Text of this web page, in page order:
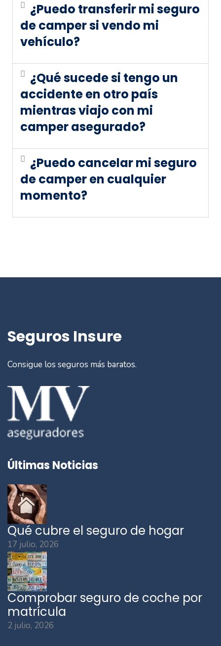
¿Puedo transferir mi seguro
de camper si vendo mi
vehículo?
¿Qué sucede si tengo un
accidente en otro país
mientras viajo con mi
camper asegurado?
¿Puedo cancelar mi seguro
de camper en cualquier
momento?
Seguros Insure
Consigue los seguros más baratos.
Últimas Noticias
Qué cubre el seguro de hogar
17 julio, 2026
Comprobar seguro de coche por
matrícula
2 julio, 2026